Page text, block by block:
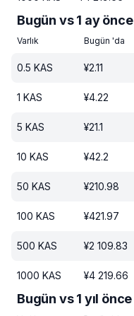
Bugün vs 1 ay önce
Varlık Bugün 'da
0.5 KAS ¥2.11
1 KAS ¥4.22
5 KAS ¥21.1
10 KAS ¥42.2
50 KAS ¥210.98
100 KAS ¥421.97
500 KAS ¥2 109.83
1000 KAS ¥4 219.66
Bugün vs 1 yıl önce